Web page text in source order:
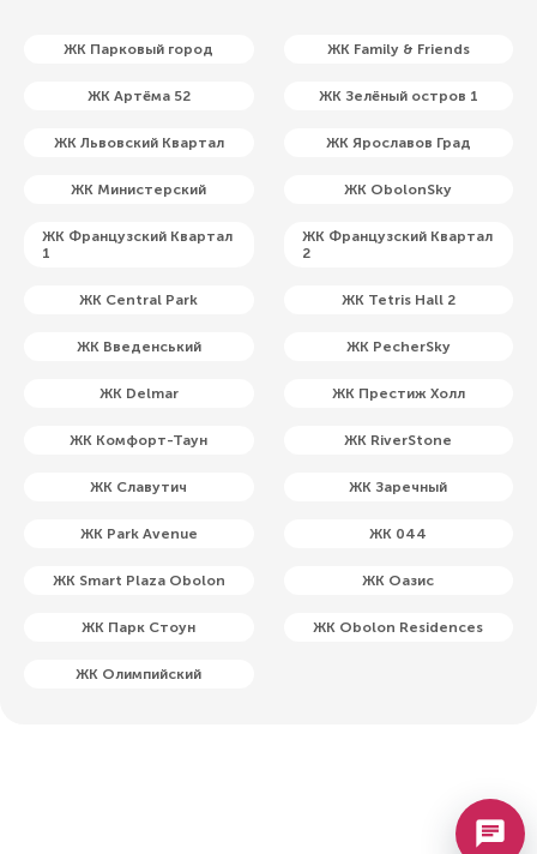
ЖК Парковый город ЖК Family & Friends
ЖК Артёма 52 ЖК Зелёный остров 1
ЖК Львовский Квартал ЖК Ярославов Град
ЖК Министерский ЖК ObolonSky
ЖК Французский Квартал
1
ЖК Французский Квартал
2
ЖК Central Park ЖК Tetris Hall 2
ЖК Введенський ЖК PecherSky
ЖК Delmar ЖК Престиж Холл
ЖК Комфорт-Таун ЖК RiverStone
ЖК Славутич ЖК Заречный
ЖК Park Avenue ЖК 044
ЖК Smart Plaza Obolon ЖК Оазис
ЖК Парк Стоун ЖК Obolon Residences
ЖК Олимпийский
chat